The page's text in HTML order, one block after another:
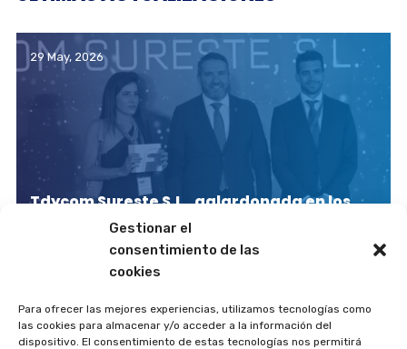
Gestionar el
consentimiento de las
cookies
Para ofrecer las mejores experiencias, utilizamos tecnologías como
las cookies para almacenar y/o acceder a la información del
dispositivo. El consentimiento de estas tecnologías nos permitirá
29 May, 2026
Tdycom Sureste S.L., galardonada en los
Premios Froet 2025